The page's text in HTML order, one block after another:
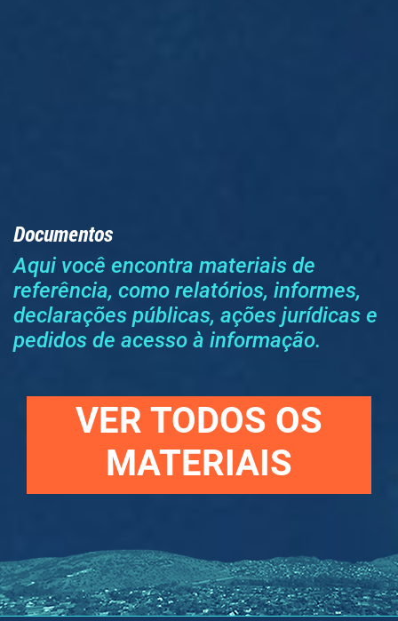
Documentos
Aqui você encontra materiais de
referência, como relatórios, informes,
declarações públicas, ações jurídicas e
pedidos de acesso à informação.
VER TODOS OS
MATERIAIS